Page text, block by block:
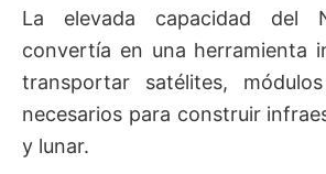
La elevada capacidad del
convertía en una herramienta
transportar satélites,
necesarios para construir
y lunar.